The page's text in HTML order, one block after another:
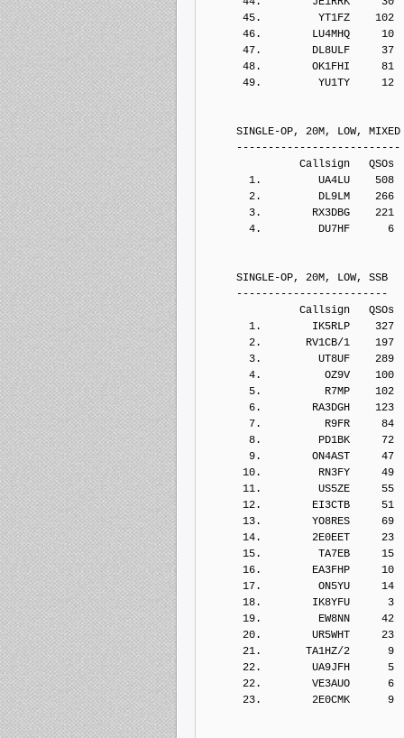
45.         YT1FZ    102
46.        LU4MHQ     10
47.        DL8ULF     37
48.        OK1FHI     81
49.         YU1TY     12
SINGLE-OP, 20M, LOW, MIXED
--------------------------
Callsign   QSOs  Points
1.         UA4LU    508
2.         DL9LM    266
3.        RX3DBG    221
4.         DU7HF      6
SINGLE-OP, 20M, LOW, SSB
------------------------
Callsign   QSOs  Points
1.        IK5RLP    327
2.       RV1CB/1    197
3.         UT8UF    289
4.          OZ9V    100
5.          R7MP    102
6.        RA3DGH    123
7.          R9FR     84
8.         PD1BK     72
9.        ON4AST     47
10.         RN3FY     49
11.         US5ZE     55
12.        EI3CTB     51
13.        YO8RES     69
14.        2E0EET     23
15.         TA7EB     15
16.        EA3FHP     10
17.         ON5YU     14
18.        IK8YFU      3
19.         EW8NN     42
20.        UR5WHT     23
21.       TA1HZ/2      9
22.        UA9JFH      5
22.        VE3AUO      6
23.        2E0CMK      9